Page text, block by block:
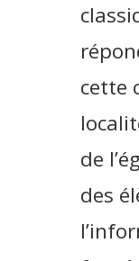
cette
de
des